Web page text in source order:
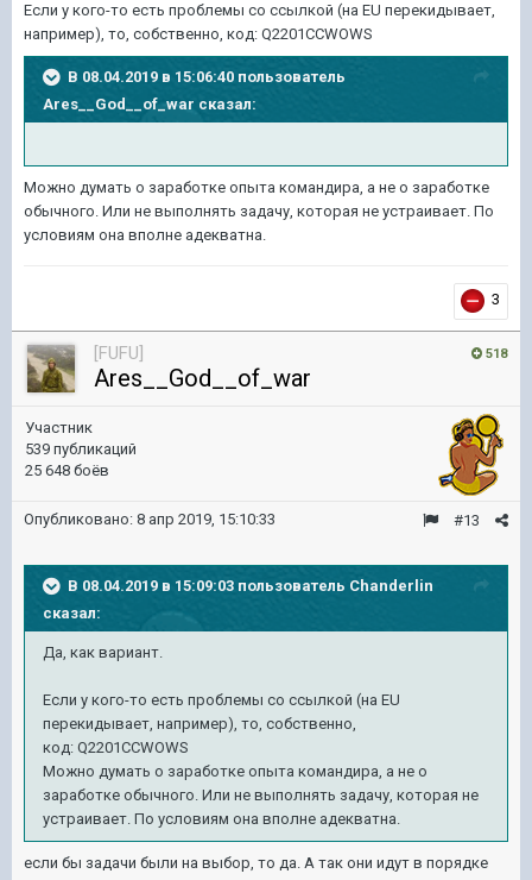
Если у кого-то есть проблемы со ссылкой (на EU перекидывает,
например), то, собственно, код: Q2201CCWOWS
В 08.04.2019 в 15:06:40 пользователь
Ares__God__of_war сказал:
Можно думать о заработке опыта командира, а не о заработке
обычного. Или не выполнять задачу, которая не устраивает. По
условиям она вполне адекватна.
3
518
[FUFU]
Ares__God__of_war
Участник
539 публикаций
25 648 боёв
#13
Опубликовано: 8 апр 2019, 15:10:33
В 08.04.2019 в 15:09:03 пользователь Chanderlin
сказал:
Да, как вариант.
Если у кого-то есть проблемы со ссылкой (на EU
перекидывает, например), то, собственно,
код: Q2201CCWOWS
Можно думать о заработке опыта командира, а не о
заработке обычного. Или не выполнять задачу, которая не
устраивает. По условиям она вполне адекватна.
если бы задачи были на выбор, то да. А так они идут в порядке